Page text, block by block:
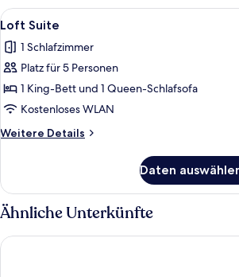
(1
Semidouble
140x200cm)
Alle
Fotos
für
Loft
Suite
anzeigen
Ein
7
Loft Suite
1 Schlafzimmer
Platz für 5 Personen
1 King-Bett und 1 Queen-Schlafsofa
Kostenloses WLAN
Weitere Details
Weitere
Suite
Daten
Ähnliche Unterkünfte
Tivoli Hotel